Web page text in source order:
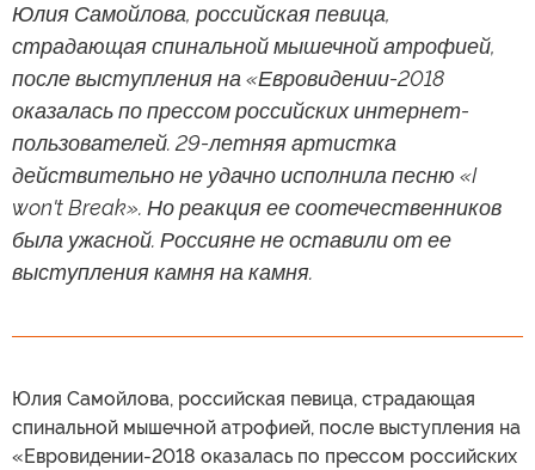
Юлия Самойлова, российская певица,
страдающая спинальной мышечной атрофией,
после выступления на «Евровидении-2018
оказалась по прессом российских интернет-
пользователей. 29-летняя артистка
действительно не удачно исполнила песню «I
won't Break». Но реакция ее соотечественников
была ужасной. Россияне не оставили от ее
выступления камня на камня.
Юлия Самойлова, российская певица, страдающая
спинальной мышечной атрофией, после выступления на
«Евровидении-2018 оказалась по прессом российских